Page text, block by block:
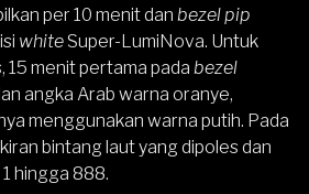
per 10 menit dan bezel pip
white Super-LumiNova. Untuk
menit pertama pada bezel
angka Arab warna oranye,
menggunakan warna putih. Pada
bintang laut yang dipoles dan
hingga 888.